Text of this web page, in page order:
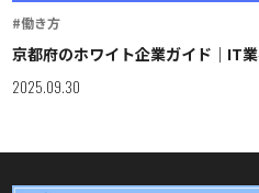
#働き方
京都府のホワイト企業ガイド｜IT
2025.09.30